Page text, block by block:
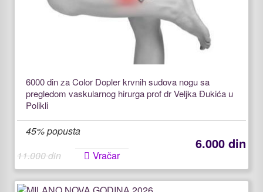
6000 din za Color Dopler krvnih sudova nogu sa
pregledom vaskularnog hirurga prof dr Veljka Đukića u
Polikli
45% popusta
6.000 din
11.000 din Vračar